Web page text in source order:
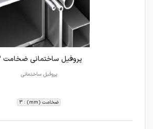
پروفیل ساختمانی ضخامت 3
پروفیل ساختمانی
ضخامت (mm) : 3